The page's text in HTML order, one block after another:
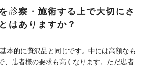
察・施術する上で大切にさ
はありますか？
本的に贅沢品と同じです。中には高額なも
、患者様の要求も高くなります。ただ患者